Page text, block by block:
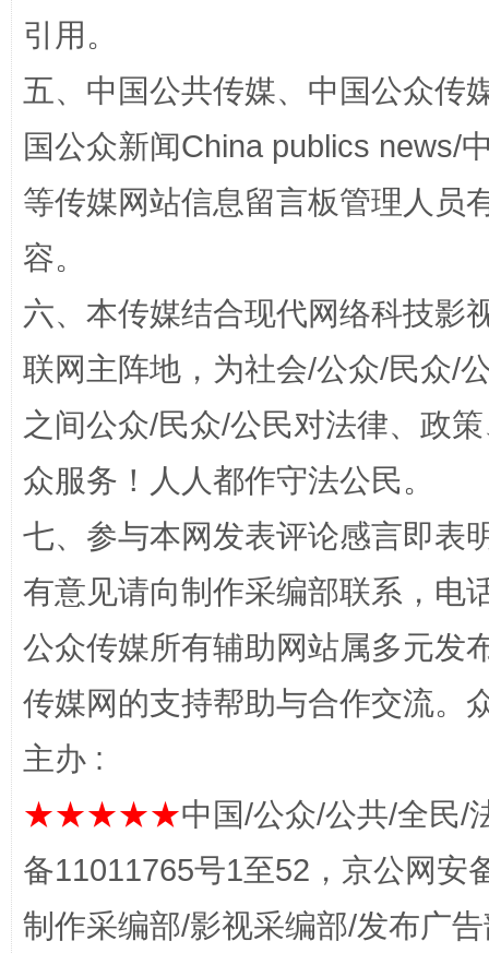
在谋一域中谋全局
今
习近平的博鳌关键词
魏明亮
生
引用。
五、中国公共传媒、中国公众传
国公众新闻China publics news/
等传媒网站信息留言板管理人员
容。
六、本传媒结合现代网络科技影
联网主阵地，为社会/公众/民众/
之间公众/民众/公民对法律、政
众服务！人人都作守法公民。
七、参与本网发表评论感言即表
有意见请向制作采编部联系，电
公众传媒所有辅助网站属多元发
传媒网的支持帮助与合作交流。
主办 :
★★★★★中国/公众/公共/全民/
备11011765号1至52，京公网安
制作采编部/影视采编部/发布广